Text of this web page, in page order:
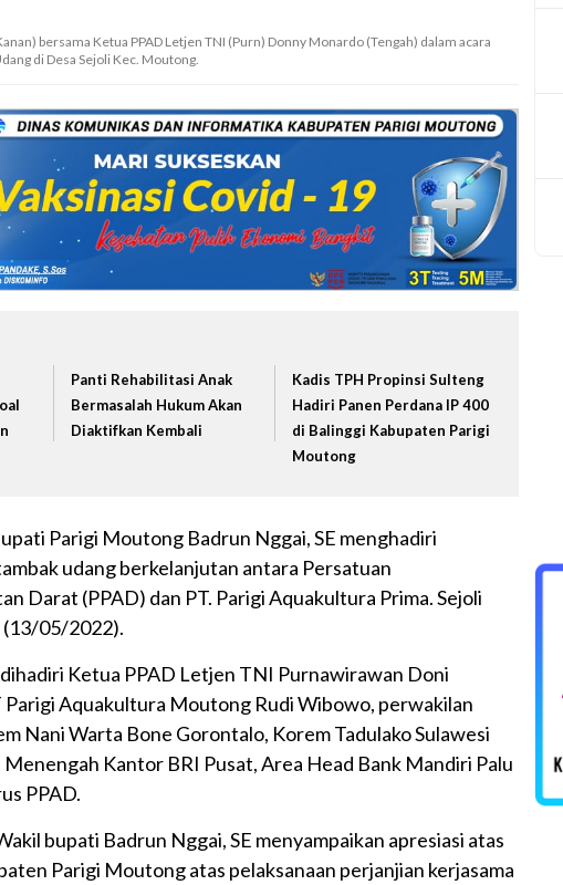
bersama Ketua PPAD Letjen TNI (Purn) Donny Monardo (Tengah) dalam acara
di Desa Sejoli Kec. Moutong.
Panti Rehabilitasi Anak
Bermasalah Hukum Akan
Diaktifkan Kembali
Kadis TPH Propinsi Sulteng
Hadiri Panen Perdana IP 400
di Balinggi Kabupaten Parigi
Moutong
Parigi Moutong Badrun Nggai, SE menghadiri
udang berkelanjutan antara Persatuan
Darat (PPAD) dan PT. Parigi Aquakultura Prima. Sejoli
(13/05/2022).
Ketua PPAD Letjen TNI Purnawirawan Doni
Parigi Aquakultura Moutong Rudi Wibowo, perwakilan
Nani Warta Bone Gorontalo, Korem Tadulako Sulawesi
Menengah Kantor BRI Pusat, Area Head Bank Mandiri Palu
PPAD.
bupati Badrun Nggai, SE menyampaikan apresiasi atas
Parigi Moutong atas pelaksanaan perjanjian kerjasama